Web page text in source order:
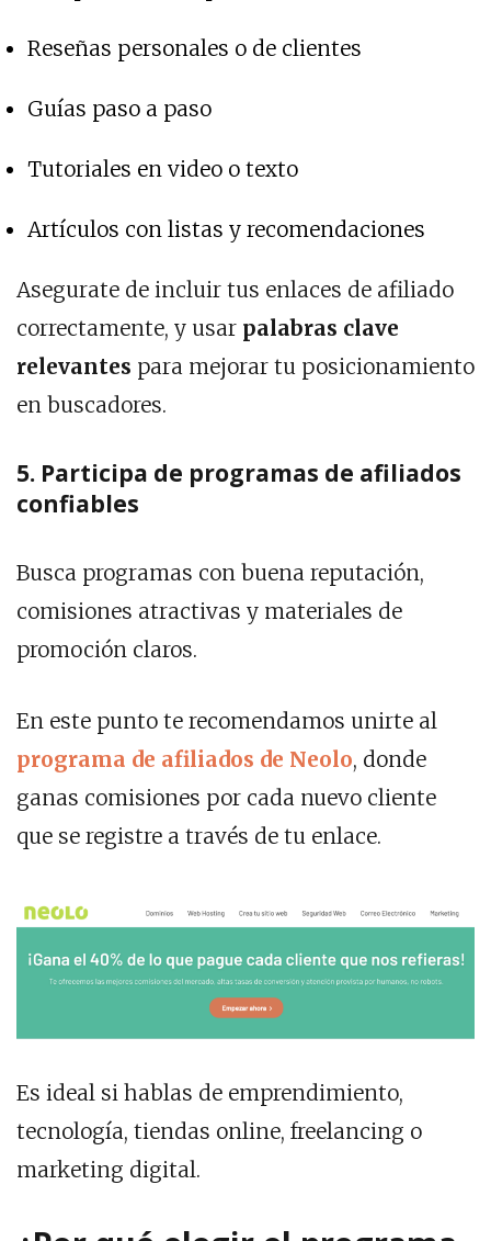
Reseñas personales o de clientes
Guías paso a paso
Tutoriales en video o texto
Artículos con listas y recomendaciones
Asegurate de incluir tus enlaces de afiliado
correctamente, y usar palabras clave
relevantes para mejorar tu posicionamiento
en buscadores.
5. Participa de programas de afiliados
confiables
Busca programas con buena reputación,
comisiones atractivas y materiales de
promoción claros.
En este punto te recomendamos unirte al
programa de afiliados de Neolo, donde
ganas comisiones por cada nuevo cliente
que se registre a través de tu enlace.
Es ideal si hablas de emprendimiento,
tecnología, tiendas online, freelancing o
marketing digital.